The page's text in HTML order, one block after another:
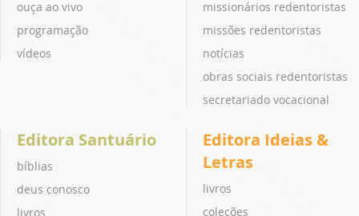
ouça ao vivo
programação
vídeos
missionários redentoristas
missões redentoristas
notícias
obras sociais redentoristas
secretariado vocacional
Editora Santuário
bíblias
deus conosco
livros
Editora Ideias &
Letras
livros
coleções